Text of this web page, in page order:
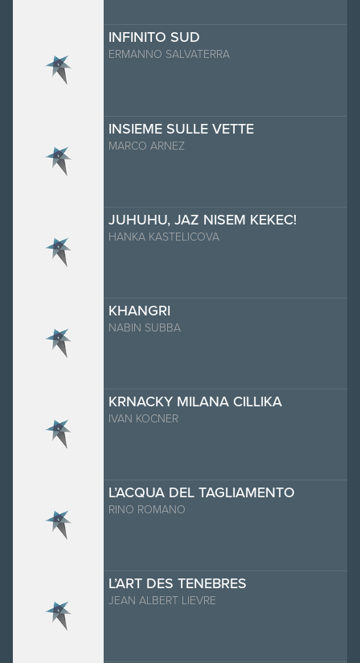
INFINITO SUD
ERMANNO SALVATERRA
INSIEME SULLE VETTE
MARCO ARNEZ
JUHUHU, JAZ NISEM KEKEC!
HANKA KASTELICOVA
KHANGRI
NABIN SUBBA
KRNACKY MILANA CILLIKA
IVAN KOCNER
L’ACQUA DEL TAGLIAMENTO
RINO ROMANO
L’ART DES TENEBRES
JEAN ALBERT LIEVRE